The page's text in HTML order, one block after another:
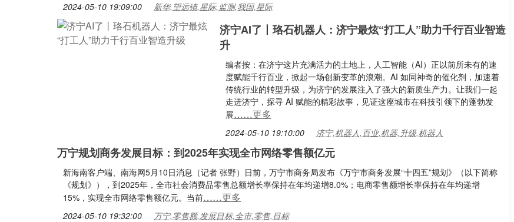
2024-05-10 19:09:00 新华,望远镜,星际,监测,我国,星际
济宁AI了丨珞石机器人：济宁最炫“打工人”助力千行百业智造
升
编者按：在济宁这片充满活力的土地上，人工智能（AI）正以前所未有的速
度赋能千行百业，掀起一场创新变革的浪潮。AI 如同神奇的催化剂，加速着
传统行业的转型升级，为济宁的发展注入了强大的新质生产力。让我们一起
走进济宁，探寻 AI 赋能的精彩故事，见证这座城市在科技引领下的蓬勃发
展……更多
2024-05-10 19:10:00 济宁,机器人,百业,机器,升级,机器人
万宁规划商务发展目标：到2025年实现全市网络零售额亿元
新海南客户端、南海网5月10日消息（记者 张野）日前，万宁市商务局发布《万宁市商务发展“十四五”规划》（以下简称
《规划》），到2025年，全市社会消费品零售总额增长率保持在年均递增8.0%；电商零售额增长率保持在年均递增
15%，实现全市网络零售额亿元。当前……更多
2024-05-10 19:32:00 万宁,零售额,发展目标,全市,零售,目标